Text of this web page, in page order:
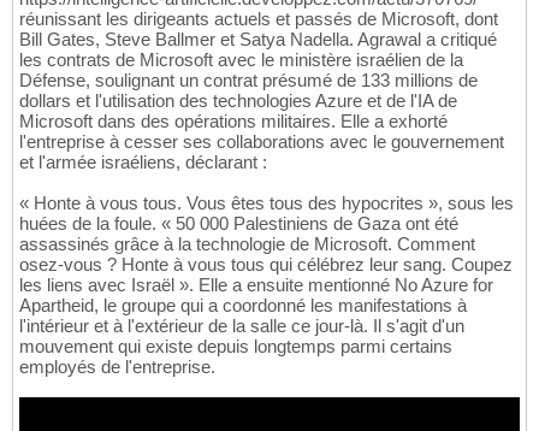
réunissant les dirigeants actuels et passés de Microsoft, dont
Bill Gates, Steve Ballmer et Satya Nadella. Agrawal a critiqué
les contrats de Microsoft avec le ministère israélien de la
Défense, soulignant un contrat présumé de 133 millions de
dollars et l'utilisation des technologies Azure et de l'IA de
Microsoft dans des opérations militaires. Elle a exhorté
l'entreprise à cesser ses collaborations avec le gouvernement
et l'armée israéliens, déclarant :
« Honte à vous tous. Vous êtes tous des hypocrites », sous les
huées de la foule. « 50 000 Palestiniens de Gaza ont été
assassinés grâce à la technologie de Microsoft. Comment
osez-vous ? Honte à vous tous qui célébrez leur sang. Coupez
les liens avec Israël ». Elle a ensuite mentionné No Azure for
Apartheid, le groupe qui a coordonné les manifestations à
l'intérieur et à l'extérieur de la salle ce jour-là. Il s'agit d'un
mouvement qui existe depuis longtemps parmi certains
employés de l'entreprise.